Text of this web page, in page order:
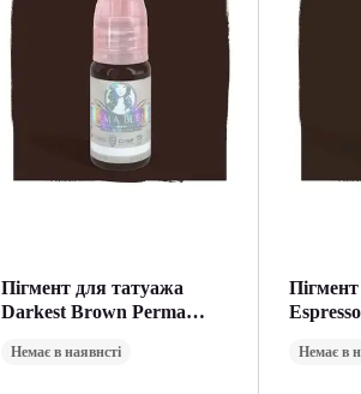
Пігмент для татуажа
Darkest Brown Perma
Немає в наявнсті Немає в